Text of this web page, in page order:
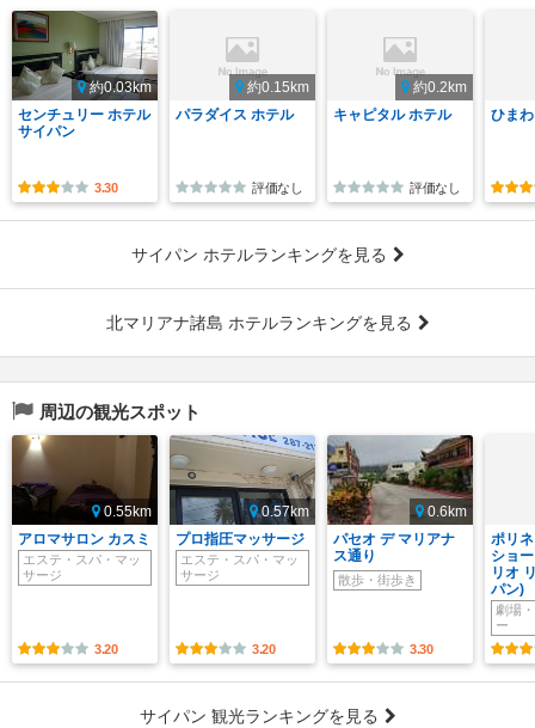
約0.03km
センチュリー ホテル
サイパン
3.30
約0.15km
パラダイス ホテル
評価なし
約0.2km
キャピタル ホテル
評価なし
ひま
サイパン ホテルランキングを見る
北マリアナ諸島 ホテルランキングを見る
周辺の観光スポット
0.55km
アロマサロン カスミ
エステ・スパ・マッ
サージ
3.20
0.57km
プロ指圧マッサージ
エステ・スパ・マッ
サージ
3.20
0.6km
パセオ デ マリアナ
ス通り
散歩・街歩き
3.30
ポリ
ショ
リオ
パン)
劇場
ー
サイパン 観光ランキングを見る